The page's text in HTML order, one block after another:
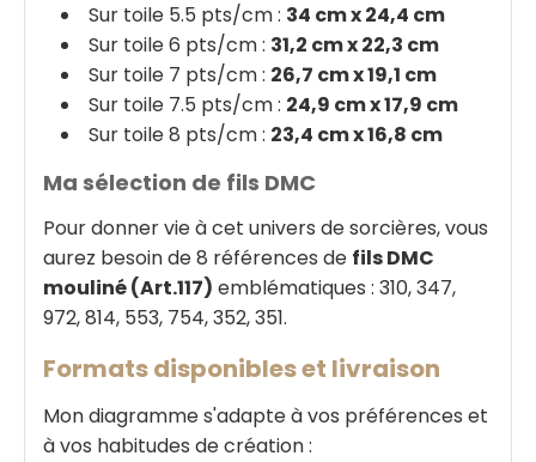
Sur toile 5.5 pts/cm : 34 cm x 24,4 cm
Sur toile 6 pts/cm : 31,2 cm x 22,3 cm
Sur toile 7 pts/cm : 26,7 cm x 19,1 cm
Sur toile 7.5 pts/cm : 24,9 cm x 17,9 cm
Sur toile 8 pts/cm : 23,4 cm x 16,8 cm
Ma sélection de fils DMC
Pour donner vie à cet univers de sorcières, vous
aurez besoin de 8 références de fils DMC
mouliné (Art.117) emblématiques : 310, 347,
972, 814, 553, 754, 352, 351.
Formats disponibles et livraison
Mon diagramme s'adapte à vos préférences et
à vos habitudes de création :